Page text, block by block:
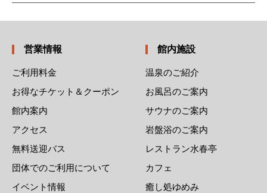
営業情報
ご利用料金
お得なチケット＆クーポン
館内案内
アクセス
無料送迎バス
団体でのご利用について
イベント情報
館内施設
温泉のご紹介
お風呂のご案内
サウナのご案内
岩盤浴のご案内
レストラン水春亭
カフェ
癒し処ゆめみ